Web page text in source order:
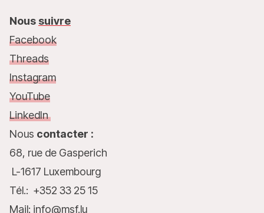
Nous suivre
Facebook
Threads
Instagram
YouTube
LinkedIn
Nous contacter :
68, rue de Gasperich
L-1617 Luxembourg
Tél.: +352 33 25 15
Mail: info@msf.lu